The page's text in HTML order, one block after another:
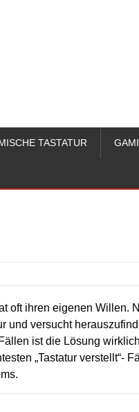
TASTATUR
oft ihren eigenen Willen.
und versucht
ist die Lösung
„Tastatur verstellt“-